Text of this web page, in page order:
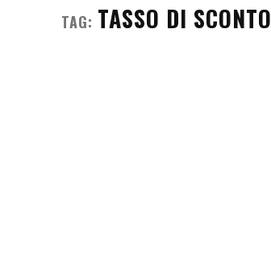
TAG: TASSO DI SCONTO